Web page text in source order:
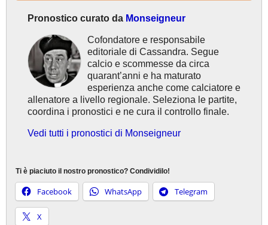
Pronostico curato da Monseigneur
Cofondatore e responsabile
editoriale di Cassandra. Segue
calcio e scommesse da circa
quarant’anni e ha maturato
esperienza anche come calciatore e
allenatore a livello regionale. Seleziona le partite,
coordina i pronostici e ne cura il controllo finale.
Vedi tutti i pronostici di Monseigneur
Ti è piaciuto il nostro pronostico? Condividilo!
Facebook WhatsApp Telegram
X